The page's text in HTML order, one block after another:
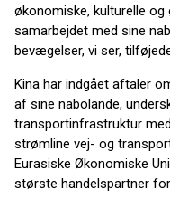
økonomiske, kulturelle
samarbejdet med sine
bevægelser, vi ser,
Kina har indgået aftaler
af sine nabolande,
transportinfrastruktur
strømline vej- og
Eurasiske Økonomiske
største handelspartner